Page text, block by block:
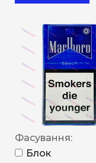
Фасування:
Блок